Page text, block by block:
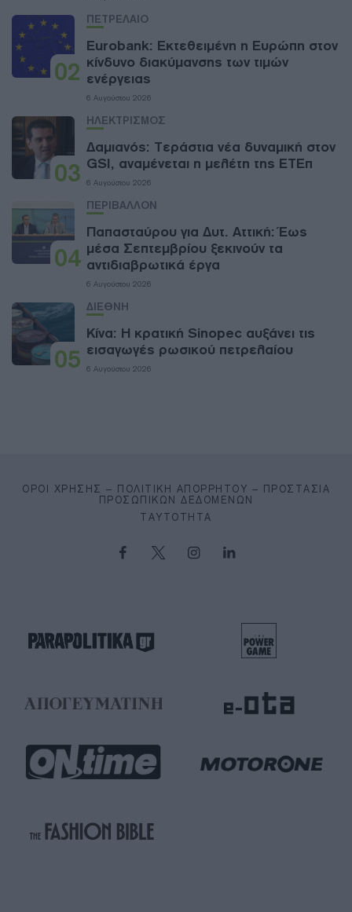
02
ΠΕΤΡΕΛΑΙΟ
Eurobank: Εκτεθειμένη η Ευρώπη στον
κίνδυνο διακύμανσης των τιμών
ενέργειας
6 Αυγούστου 2026
03
ΗΛΕΚΤΡΙΣΜΟΣ
Δαμιανός: Τεράστια νέα δυναμική στον
GSI, αναμένεται η μελέτη της ΕΤΕπ
6 Αυγούστου 2026
04
ΠΕΡΙΒΑΛΛΟΝ
Παπασταύρου για Δυτ. Αττική: Έως
μέσα Σεπτεμβρίου ξεκινούν τα
αντιδιαβρωτικά έργα
6 Αυγούστου 2026
05
ΔΙΕΘΝΗ
Κίνα: Η κρατική Sinopec αυξάνει τις
εισαγωγές ρωσικού πετρελαίου
6 Αυγούστου 2026
ΌΡΟΙ ΧΡΉΣΗΣ – ΠΟΛΙΤΙΚΉ ΑΠΟΡΡΉΤΟΥ – ΠΡΟΣΤΑΣΊΑ
ΠΡΟΣΩΠΙΚΏΝ ΔΕΔΟΜΈΝΩΝ
ΤΑΥΤΌΤΗΤΑ